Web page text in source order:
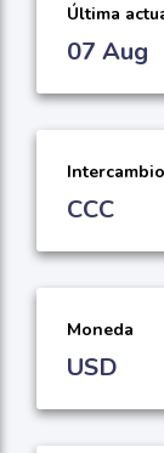
Última
07 Aug
Intercambio
CCC
Moneda
USD